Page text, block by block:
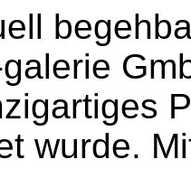
wurde.